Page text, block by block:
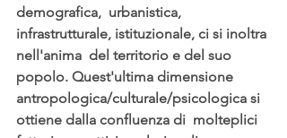
demografica,  urbanistica,
infrastrutturale, istituzionale, ci si inoltra
nell'anima  del territorio e del suo
popolo. Quest'ultima dimensione
antropologica/culturale/psicologica si
ottiene dalla confluenza di  molteplici